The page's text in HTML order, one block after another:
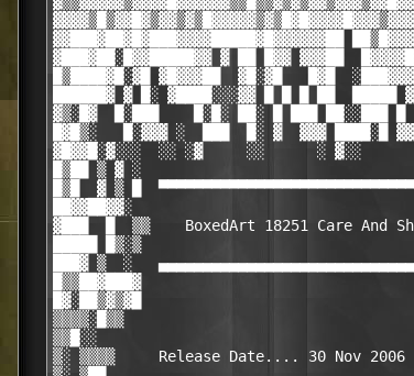
▓▓███▓██▓█▓███▓▓▓▓█████▓█▓▓▓▓▓▓██
▓███▓██░█▓▓█████▓▓ ▓ ██ █▓▓ ▓▓▓██
█▒████▓█░▓█ ▓█▓▓▓██  ▓█░▓█   █▓█
██████▓ ▓ █░ ▓████░░░▓▓ █ █ █ ██  █████
▓▒░█▓  █░███    █░█░ ██░ █ ███ ██░░███
█▓█▒░   █░▓▓▓ ░  ███  █░ ▓  ▓▓▓ ████░█
▓█▓▓█░▓░░░  ░░ ░▓     ░░      ░ ▓░░
█▒██ ▒ ▓ ░
█▒█  ▓ ▒ █
██▓▓██▓▓░
▓███  █  ▒▒    BoxedArt 18251 Care And
█████ █▒░▒
███▓ ▒  ░
█▒▒██▓███▓
█▓░██▒▓▒▓█
▒▒▒▒░█▒▒
▒▒█░░
▒░ ▒▒▒▒     Release Date.... 30 Nov